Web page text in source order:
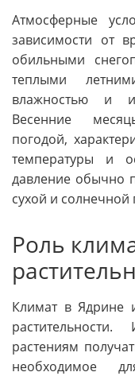
Атмосферные
зависимости от
обильными
теплыми
влажностью и
Весенние
погодой,
температуры и
давление обычно
сухой и солнечной
Роль
Климат в Ядрине
растениям
необходимое